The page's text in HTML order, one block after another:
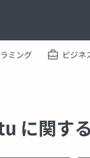
ミング ビジネ
に関す